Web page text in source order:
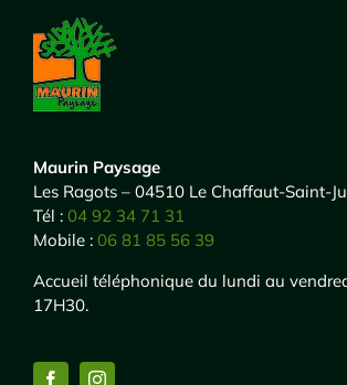
Maurin Paysage
Les Ragots – 04510 Le Chaffaut-Saint-
Tél : 04 92 34 71 31
Mobile : 06 81 85 56 39
Accueil téléphonique du lundi au
17H30.